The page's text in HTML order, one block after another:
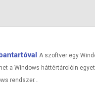
A szoftver egy
a Windows háttértárolóin
rendszer...